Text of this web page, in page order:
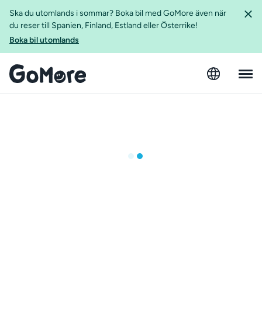
Ska du utomlands i sommar? Boka bil med GoMore även när
du reser till Spanien, Finland, Estland eller Österrike!
Boka bil utomlands